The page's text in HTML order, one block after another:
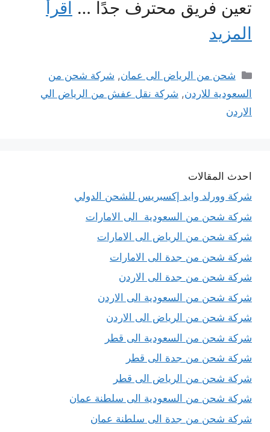
تعين فريق محترف جدًا … اقرأ
المزيد
التصنيفات
شحن من الرياض الى عمان, شركة شحن من
السعودية للاردن, شركة نقل عفش من الرياض الي
الاردن
احدث المقالات
شركة وورلد وايد إكسبريس للشحن الدولي
شركة شحن من السعودية الى الامارات
شركة شحن من الرياض الى الامارات
شركة شحن من جدة الى الامارات
شركة شحن من جدة الى الاردن
شركة شحن من السعودية الى الاردن
شركة شحن من الرياض الى الاردن
شركة شحن من السعودية الى قطر
شركة شحن من جدة الى قطر
شركة شحن من الرياض الى قطر
شركة شحن من السعودية الى سلطنة عمان
شركة شحن من جدة الى سلطنة عمان